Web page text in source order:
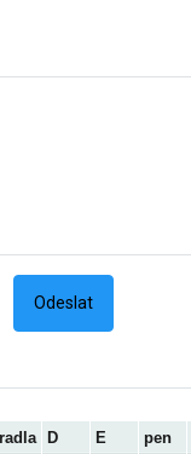
D E pen